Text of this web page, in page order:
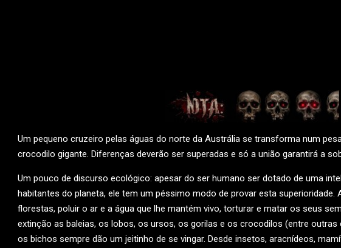
Um pequeno cruzeiro pelas águas do norte da Austrália se transforma num
crocodilo gigante. Diferenças deverão ser superadas e só a união garantirá a
Um pouco de discurso ecológico: apesar do ser humano ser dotado de uma
habitantes do planeta, ele tem um péssimo modo de provar esta superioridade.
florestas, poluir o ar e a água que lhe mantém vivo, torturar e matar os seus
extinção as baleias, os lobos, os ursos, os gorilas e os crocodilos (entre outras
os bichos sempre dão um jeitinho de se vingar. Desde insetos, aracnídeos,